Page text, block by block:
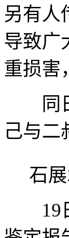
另有人
导致广
重损害
同日
己与二
石
19日